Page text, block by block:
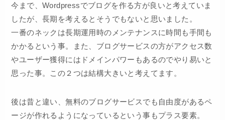
今まで、Wordpressでブログを作る方が良いと考えていま
したが、長期を考えるとそうでもないと思いました。
一番のネックは長期運用時のメンテナンスに時間も手間も
かかるという事。また、ブログサービスの方がアクセス数
やユーザー獲得にはドメインパワーもあるのでやり易いと
思った事。この２つは結構大きいと考えてます。
後は昔と違い、無料のブログサービスでも自由度があるペ
ージが作れるようになっているという事もプラス要素。